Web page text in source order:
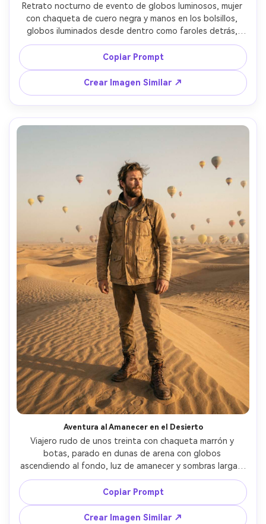
Retrato nocturno de evento de globos luminosos, mujer
con chaqueta de cuero negra y manos en los bolsillos,
globos iluminados desde dentro como faroles detrás,
luces festival tipo bokeh, captada con Sony A7S III, 35mm
f/1.4, sombras limpias en baja luz, rostro nítido, gradación
de color cinematográfica, fotorrealista --ar 4:5
Copiar Prompt
Crear Imagen Similar ↗
Aventura al Amanecer en el Desierto
Viajero rudo de unos treinta con chaqueta marrón y
botas, parado en dunas de arena con globos
ascendiendo al fondo, luz de amanecer y sombras largas,
captada con Nikon Z8, 50mm, retrato de cuerpo entero,
polvo natural, textura detallada, look de póster de viaje
cinematográfico, fotorrealista --ar 4:5
Copiar Prompt
Crear Imagen Similar ↗